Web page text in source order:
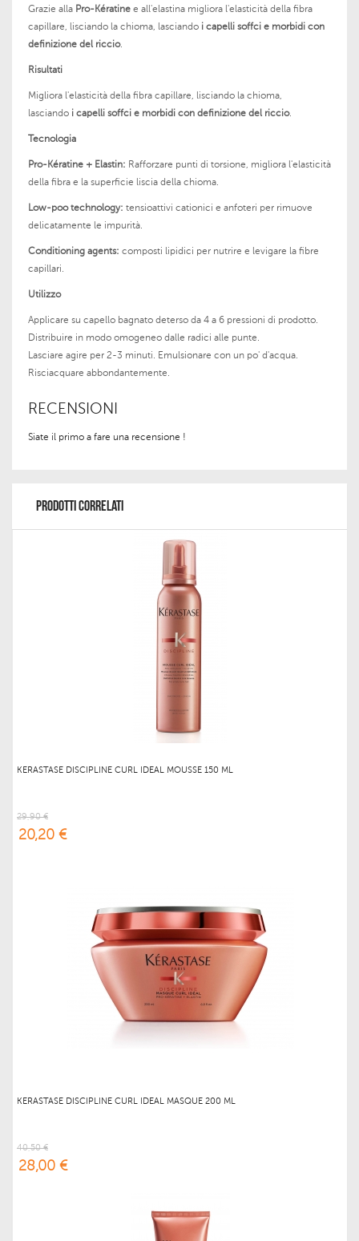
Grazie alla Pro-Kératine e all'elastina migliora l'elasticità della fibra
capillare, lisciando la chioma, lasciando i capelli soffci e morbidi con
definizione del riccio.
Risultati
Migliora l'elasticità della fibra capillare, lisciando la chioma,
lasciando i capelli soffci e morbidi con definizione del riccio.
Tecnologia
Pro-Kératine + Elastin: Rafforzare punti di torsione, migliora l'elasticità
della fibra e la superficie liscia della chioma.
Low-poo technology: tensioattivi cationici e anfoteri per rimuove
delicatamente le impurità.
Conditioning agents: composti lipidici per nutrire e levigare la fibre
capillari.
Utilizzo
Applicare su capello bagnato deterso da 4 a 6 pressioni di prodotto.
Distribuire in modo omogeneo dalle radici alle punte.
Lasciare agire per 2-3 minuti. Emulsionare con un po' d'acqua.
Risciacquare abbondantemente.
RECENSIONI
Siate il primo a fare una recensione !
PRODOTTI CORRELATI
KERASTASE DISCIPLINE CURL IDEAL MOUSSE 150 ML
29,90 €
20,20 €
KERASTASE DISCIPLINE CURL IDEAL MASQUE 200 ML
40,50 €
28,00 €